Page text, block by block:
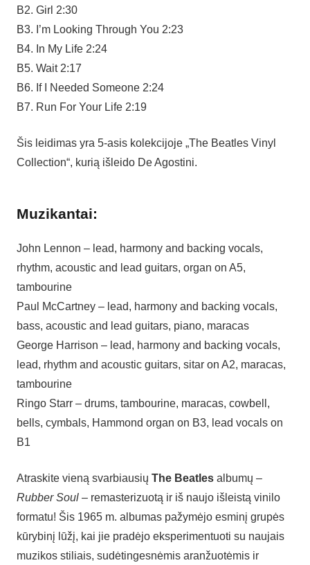
B2. Girl 2:30
B3. I’m Looking Through You 2:23
B4. In My Life 2:24
B5. Wait 2:17
B6. If I Needed Someone 2:24
B7. Run For Your Life 2:19
Šis leidimas yra 5-asis kolekcijoje „The Beatles Vinyl
Collection“, kurią išleido De Agostini.
Muzikantai:
John Lennon – lead, harmony and backing vocals,
rhythm, acoustic and lead guitars, organ on A5,
tambourine
Paul McCartney – lead, harmony and backing vocals,
bass, acoustic and lead guitars, piano, maracas
George Harrison – lead, harmony and backing vocals,
lead, rhythm and acoustic guitars, sitar on A2, maracas,
tambourine
Ringo Starr – drums, tambourine, maracas, cowbell,
bells, cymbals, Hammond organ on B3, lead vocals on
B1
Atraskite vieną svarbiausių The Beatles albumų –
Rubber Soul – remasterizuotą ir iš naujo išleistą vinilo
formatu! Šis 1965 m. albumas pažymėjo esminį grupės
kūrybinį lūžį, kai jie pradėjo eksperimentuoti su naujais
muzikos stiliais, sudėtingesnėmis aranžuotėmis ir